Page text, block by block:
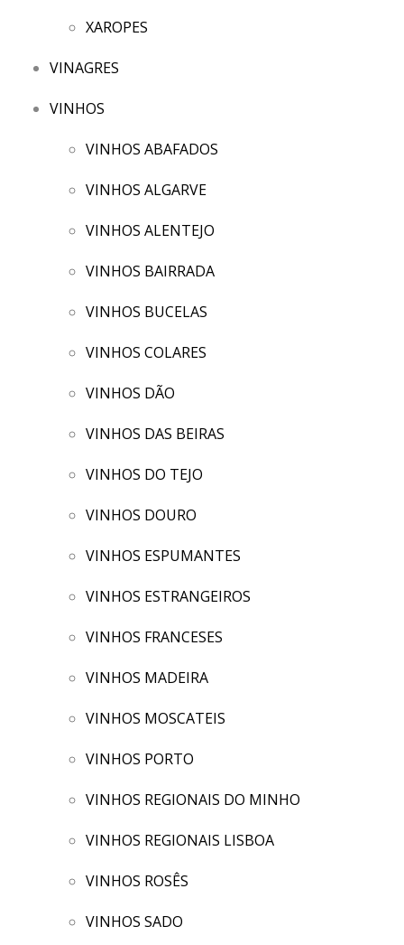
XAROPES
VINAGRES
VINHOS
VINHOS ABAFADOS
VINHOS ALGARVE
VINHOS ALENTEJO
VINHOS BAIRRADA
VINHOS BUCELAS
VINHOS COLARES
VINHOS DÃO
VINHOS DAS BEIRAS
VINHOS DO TEJO
VINHOS DOURO
VINHOS ESPUMANTES
VINHOS ESTRANGEIROS
VINHOS FRANCESES
VINHOS MADEIRA
VINHOS MOSCATEIS
VINHOS PORTO
VINHOS REGIONAIS DO MINHO
VINHOS REGIONAIS LISBOA
VINHOS ROSÊS
VINHOS SADO